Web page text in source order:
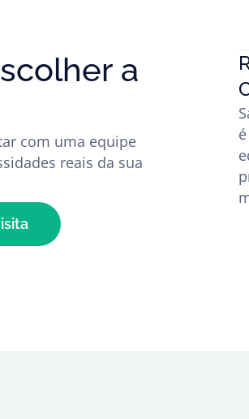
a
com uma equipe
reais da sua